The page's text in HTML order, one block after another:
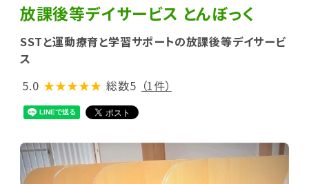
放課後等デイサービス とんぼっく
SSTと運動療育と学習サポートの放課後等デイサービ
ス
5.0 ★★★★★ 総数5 （1件）